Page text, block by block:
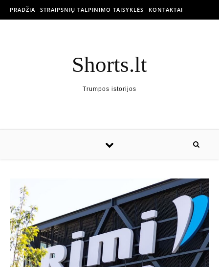
PRADŽIA STRAIPSNIŲ TALPINIMO TAISYKLĖS KONTAKTAI
Shorts.lt
Trumpos istorijos